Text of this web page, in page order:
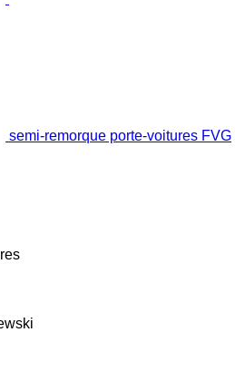
semi-remorque porte-voitures FVG